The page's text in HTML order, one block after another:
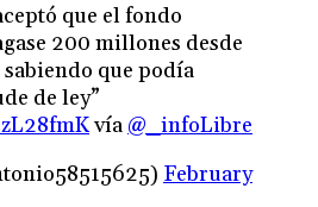
que el fondo
200 millones desde
que podía
de ley”
vía @_infoLibre
February